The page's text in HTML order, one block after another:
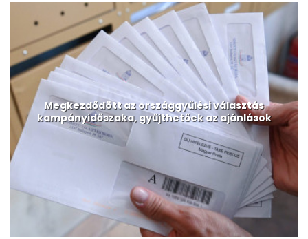
Megkezdődött az országgyűlési választás
kampányidőszaka, gyűjthetőek az ajánlások